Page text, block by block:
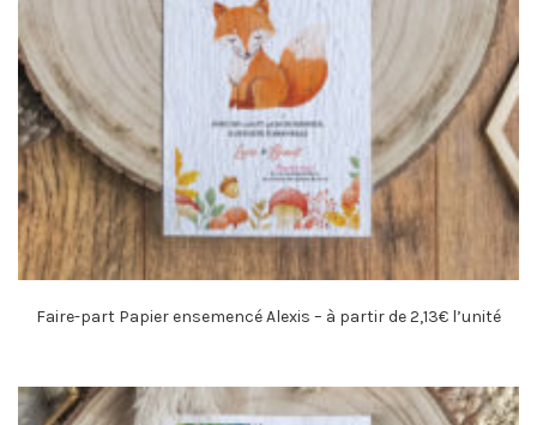
Faire-part Papier ensemencé Alexis – à partir de 2,13€ l’unité